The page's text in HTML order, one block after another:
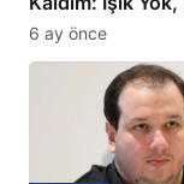
Yok, Tuvalet Yok!”
Çağla Şikel’den
6 ay önce